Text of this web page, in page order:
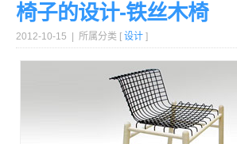
椅子的设计-铁丝木椅
2012-10-15 | 所属分类 [ 设计 ]